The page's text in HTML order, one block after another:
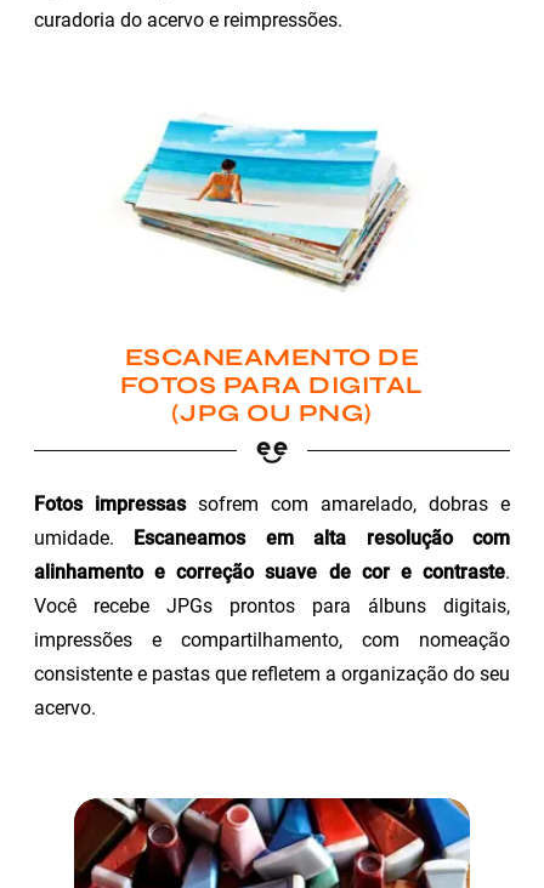
curadoria do acervo e reimpressões.
ESCANEAMENTO DE
FOTOS PARA DIGITAL
(JPG OU PNG)
Fotos impressassofrem com amarelado, dobras e
umidade. Escaneamos em alta resolução com
alinhamento e correção suave de cor e contraste.
Você recebe JPGs prontos para álbuns digitais,
impressões e compartilhamento, com nomeação
consistente e pastas que refletem a organização do seu
acervo.